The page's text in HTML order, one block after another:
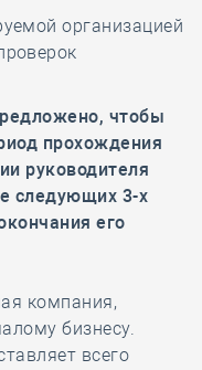
организацией
чтобы
прохождения
руководителя
следующих 3-х
его
компания,
бизнесу.
всего